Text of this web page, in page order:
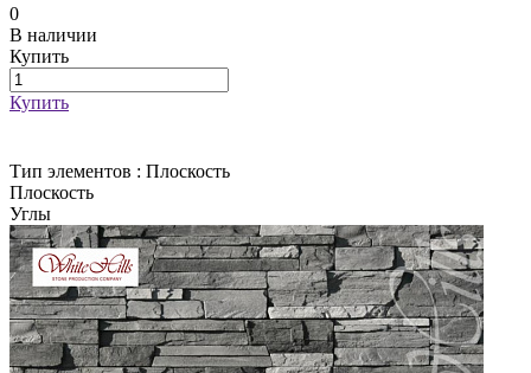
0
В наличии
Купить
Купить
Тип элементов : Плоскость
Плоскость
Углы